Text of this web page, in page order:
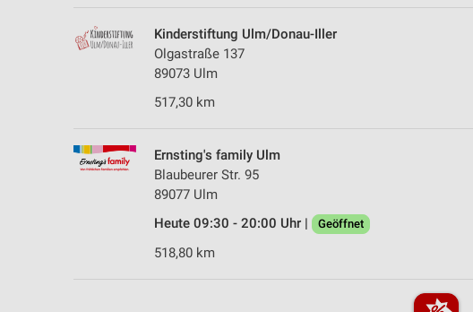
Kinderstiftung Ulm/Donau-Iller
Olgastraße 137
89073 Ulm
517,30 km
Ernsting's family Ulm
Blaubeurer Str. 95
89077 Ulm
Heute 09:30 - 20:00 Uhr |
Geöffnet
518,80 km